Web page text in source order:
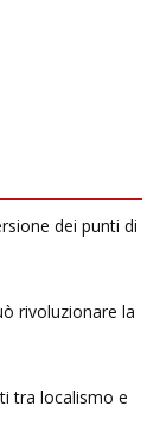
dei punti di
rivoluzionare la
tra localismo e